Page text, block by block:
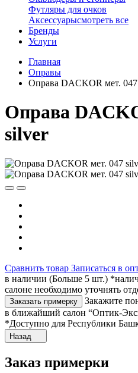
Футляры для очков
Аксессуарысмотреть все
Бренды
Услуги
Главная
Оправы
Оправа DACKOR мет.
Оправа
silver
Сравнить товар Записаться в
в наличии (Больше 5 шт.)
салоне необходимо уточнять
Заказать примерку
Закажите
в ближайший салон “Оптик-
*Доступно для Республики
Назад
Заказ примерки